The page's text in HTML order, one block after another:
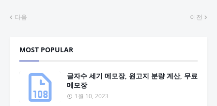
다음 이전
MOST POPULAR
글자수 세기 메모장, 원고지 분량 계산, 무료
메모장
1월 10, 2023